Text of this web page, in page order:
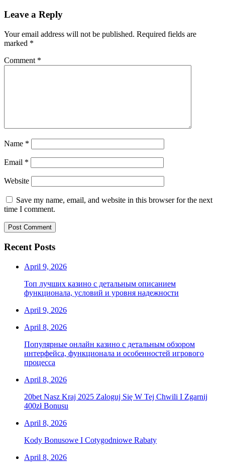
Leave a Reply
Your email address will not be published. Required fields are
marked *
Comment *
Name *
Email *
Website
Save my name, email, and website in this browser for the next
time I comment.
Recent Posts
April 9, 2026
Топ лучших казино с детальным описанием
функционала, условий и уровня надежности
April 9, 2026
April 8, 2026
Популярные онлайн казино с детальным обзором
интерфейса, функционала и особенностей игрового
процесса
April 8, 2026
20bet Nasz Kraj 2025 Zaloguj Się W Tej Chwili I Zgarnij
400zł Bonusu
April 8, 2026
Kody Bonusowe I Cotygodniowe Rabaty
April 8, 2026